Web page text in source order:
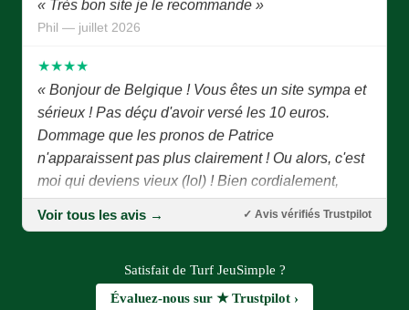
Phil — juillet 2026
« Bonjour de Belgique ! Vous êtes un site sympa et
sérieux ! Pas déçu d'avoir versé les 10 euros.
Dommage que les pronos de Patrice
n'apparaissent pas plus clairement ! Ou alors, c'est
moi qui deviens vieux (lol) ! Bien cordialement,
Joseph P. »
Joseph P. — juillet 2026
« Bonjour Patrice, Tout d'abord je vous remercie
d'avoir eu l'idée de créer ce site combien important
Voir tous les avis → ✓ Avis vérifiés Trustpilot
Satisfait de Turf JeuSimple ?
Évaluez-nous sur ★ Trustpilot ›